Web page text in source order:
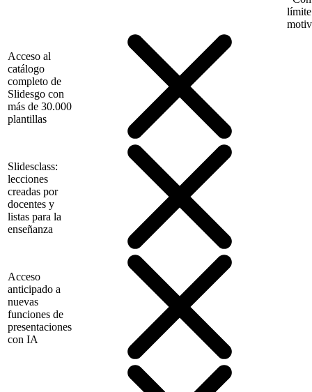
límite
Acceso al
catálogo
completo de
Slidesgo con
más de 30.000
plantillas
Slidesclass:
lecciones
creadas por
docentes y
listas para la
enseñanza
Acceso
anticipado a
nuevas
funciones de
presentaciones
con IA